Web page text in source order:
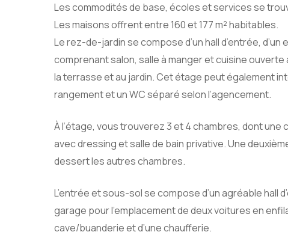
Les commodités de base, écoles et services se
Les maisons offrent entre 160 et 177 m² habitables.
Le rez-de-jardin se compose d’un hall d’entrée, d’un
comprenant salon, salle à manger et cuisine ouverte
la terrasse et au jardin. Cet étage peut également
rangement et un WC séparé selon l’agencement.
À l’étage, vous trouverez 3 et 4 chambres, dont une
avec dressing et salle de bain privative. Une
dessert les autres chambres.
L’entrée et sous-sol se compose d’un agréable hall
garage pour l’emplacement de deux voitures en
cave/buanderie et d’une chaufferie.